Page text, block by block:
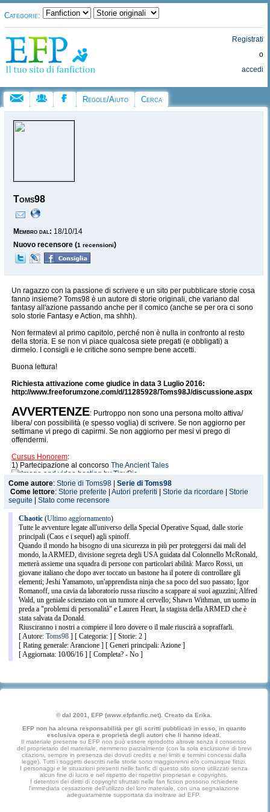
Categorie:
Registrati
o
accedi
Regole/Aiuto Cerca
Toms98
Membro dal: 18/10/14
Nuovo recensore (1 recensioni)
Un ragazzo con la passione di scrivere e un sito per pubblicare storie cosa
fanno insieme? Toms98 è un autore di storie originali, che variano dal
fantasy all'azione passando anche per il comico (anche se per ora ci sono
solo storie Fantasy e Action, ma shhh).
Non fermatevi al primo capitolo, perché non è nulla in confronto al resto
della storia. E se non vi piace qualcosa siete pregati (e obbligati) a
dirmelo. I consigli e le critiche sono sempre bene accetti.
Buona lettura!
Richiesta attivazione come giudice in data 3 Luglio 2016:
http://www.freeforumzone.com/d/11285928/Toms98J/discussione.aspx
AVVERTENZE: Purtroppo non sono una persona molto attiva/
libera/ con possibilità (e spesso voglia) di scrivere. Se non aggiorno per
settimane vi prego di capirmi. Se non aggiorno per mesi vi prego di
offendermi.
Cursus Honorem:
1) Partecipazione al concorso The Ancient Tales
Come autore: Storie di Toms98
Serie di Toms98
Come lettore: Storie preferite Autori preferiti Storie da ricordare
Storie
seguite
Stato come recensore
Chaotic(Ultimo aggiornamento)
Tutte le avventure legate all'universo della Special Operative Squad, dalle storie
principali (Caos e i sequel) agli spinoff.
Quando il mondo ha bisogno di una sicurezza in più per proteggersi dai mali del
mondo, la ARMED, divisione segreta degli USA guidata dal Colonnello McRonald,
metterà assieme una squadra di persone con particolari abilità: Marco Rossi, un
giovane italiano che dopo aver toccato un bastone ha il potere di controllare gli
elementi; Jeshi Yamamoto, un'apprendista ninja che sa poco del suo passato; Igor
Romanoff, una cavia da laboratorio russa riuscito a scappare ai suoi aguzzini; Alfred
Wald, un geniale scienziato con un tumore al cervello; Shawn Withman, un uomo in
preda a "problemi di personalità" e Lauren Heart, la stagista della ARMED che è
stata salvata da Donald.
Riusciranno i nostri a compiere il loro dovere o il male riuscirà a sopraffarli.
[ Autore: Toms98] [ Categoria: ] [ Storie: 2 ]
[ Rating generale: Arancione ] [ Generi principali: Azione ]
[ Aggiornata: 10/06/16 ] [ Completa? - No ]
© dal 2001, EFP (www.efpfanfic.net). Creato da Erika.
EFP non ha alcuna responsabilità per gli scritti pubblicati in esso, in quanto
esclusiva opera e proprietà degli autori che li hanno ideati.
Il materiale presente su EFP non può essere riprodotto altrove senza il consenso
del proprietario del materiale, nemmeno parzialmente (con la sola esclusione di brevi
citazioni, sempre in presenza dei dovuti credits e nei limiti e termini concessi dalla
legge). Tutti i soggetti descritti nelle storie sono maggiorenni e/o comunque fittizi.
I personaggi e le situazioni presenti nelle fanfic di questo sito sono utilizzati senza
alcun fine di lucro e nel rispetto dei rispettivi proprietari e copyrights.
I detentori dei diritti di copyright sfruttati nelle fan fiction possono richiedere
l'immediata cessazione dell'utilizzo del loro materiale, con una segnalazione
adeguatamente supportata da inoltrare ad EFP.